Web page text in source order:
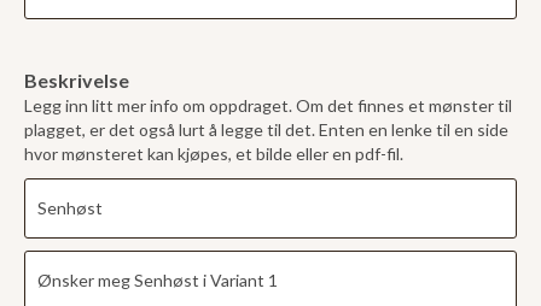
Beskrivelse
Legg inn litt mer info om oppdraget. Om det finnes et mønster til
plagget, er det også lurt å legge til det. Enten en lenke til en side
hvor mønsteret kan kjøpes, et bilde eller en pdf-fil.